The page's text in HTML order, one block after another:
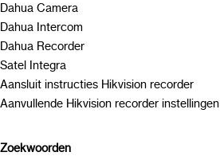
Dahua Camera
Dahua Intercom
Dahua Recorder
Satel Integra
Aansluit instructies Hikvision recorder
Aanvullende Hikvision recorder instellingen
Zoekwoorden